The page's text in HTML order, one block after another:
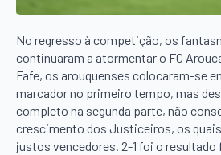
No regresso à competição, os
continuaram a atormentar o FC
Fafe, os arouquenses colocaram-se
marcador no primeiro tempo, mas
completo na segunda parte, não
crescimento dos Justiceiros, os
justos vencedores. 2-1 foi o resultado